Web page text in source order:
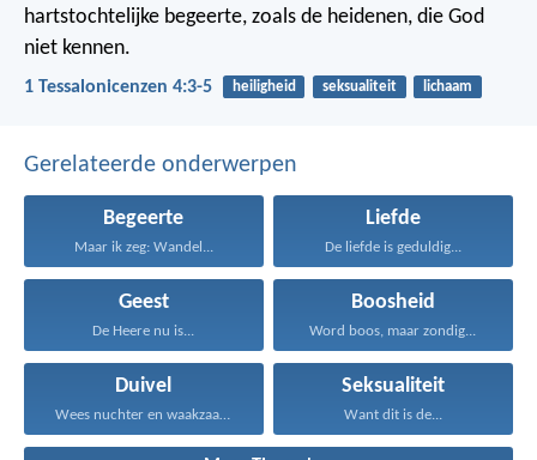
hartstochtelijke begeerte, zoals de heidenen, die God
niet kennen.
1 Tessalonicenzen 4:3-5 heiligheid seksualiteit lichaam
Gerelateerde onderwerpen
Begeerte
Maar ik zeg: Wandel...
Liefde
De liefde is geduldig...
Geest
De Heere nu is...
Boosheid
Word boos, maar zondig...
Duivel
Wees nuchter en waakzaam...
Seksualiteit
Want dit is de...